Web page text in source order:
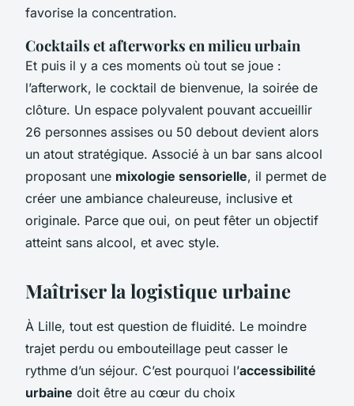
favorise la concentration.
Cocktails et afterworks en milieu urbain
Et puis il y a ces moments où tout se joue :
l’afterwork, le cocktail de bienvenue, la soirée de
clôture. Un espace polyvalent pouvant accueillir
26 personnes assises ou 50 debout devient alors
un atout stratégique. Associé à un bar sans alcool
proposant une mixologie sensorielle, il permet de
créer une ambiance chaleureuse, inclusive et
originale. Parce que oui, on peut fêter un objectif
atteint sans alcool, et avec style.
Maîtriser la logistique urbaine
À Lille, tout est question de fluidité. Le moindre
trajet perdu ou embouteillage peut casser le
rythme d’un séjour. C’est pourquoi l’accessibilité
urbaine doit être au cœur du choix